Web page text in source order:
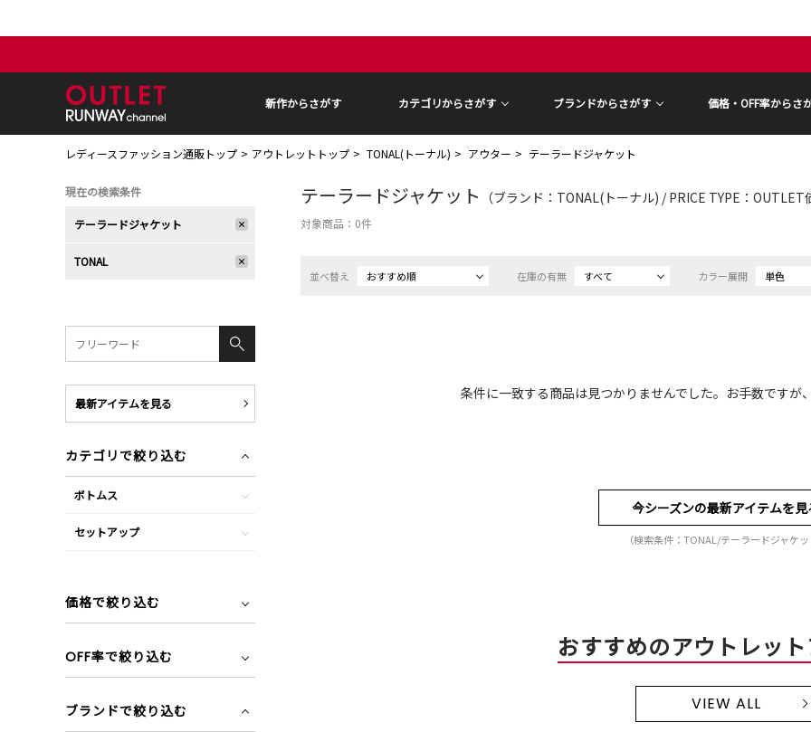
新作からさがす カテゴリからさがす ブランドからさがす 価格・OFF率からさ
レディースファッション通販トップ アウトレットトップ TONAL(トーナル) アウター テーラードジャケット
テーラードジャケット （ブランド：TONAL(トーナル) / PRICE TYPE：OUTLET
対象商品： 0件
並べ替え おすすめ順 在庫の有無 すべて カラー展開 単色
条件に一致する商品は見つかりませんでした。お手数ですが
今シーズンの最新アイテムを見
（検索条件：TONAL/テーラードジャケッ
おすすめのアウトレッ
VIEW ALL
現在の検索条件
テーラードジャケット
TONAL
最新アイテムを見る
カテゴリで絞り込む
ボトムス
セットアップ
価格で絞り込む
OFF率で絞り込む
ブランドで絞り込む